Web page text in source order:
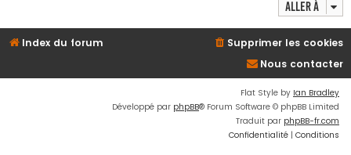
r
Aller à
Index du forum
Supprimer les cookies
Nous contacter
Flat Style by Ian Bradley
Développé par phpBB® Forum Software © phpBB Limited
Traduit par phpBB-fr.com
Confidentialité | Conditions